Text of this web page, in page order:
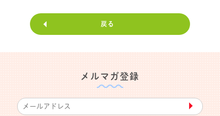
戻る
メルマガ登録
▶︎